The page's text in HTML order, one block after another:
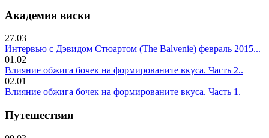
Академия виски
27.03
Интервью с Дэвидом Стюартом (The Balvenie) февраль 2015...
01.02
Влияние обжига бочек на формированите вкуса. Часть 2..
02.01
Влияние обжига бочек на формированите вкуса. Часть 1.
Путешествия